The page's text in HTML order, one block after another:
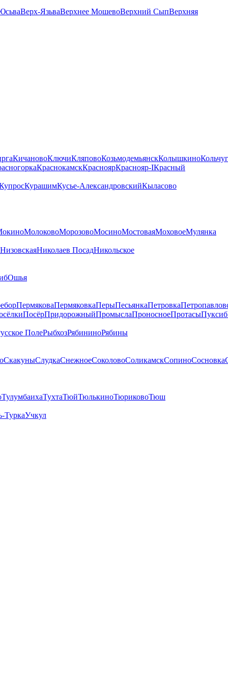
Верх-ЯзьваВерхнее МошевоВерхний СыпВерхняя
КичановоКлючиКляповоКозьмодемьянскКолышкиноКольчуг
КраснокамскКрасноярКраснояр-IКрасный
КурашимКусье-АлександровскийКыласово
МолоковоМорозовоМосиноМостоваяМоховоеМулянка
НизовскаяНиколаев ПосадНикольское
Ошья
ПермяковаПермяковкаПерыПесьянкаПетровка
ПосёрПридорожныйПромыслаПроносноеПротасыПуксиб
ПолеРыбхозРябининоРябины
СкакуныСлудкаСнежноеСоколовоСоликамскСопиноСосновка
ТулумбаихаТухтаТюйТюлькиноТюриковоТюш
ТуркаУчкул